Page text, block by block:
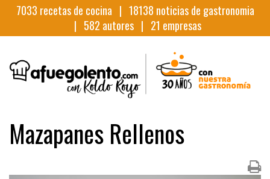
7033 recetas de cocina | 18138 noticias de gastronomia
| 582 autores | 21 empresas
Mazapanes Rellenos